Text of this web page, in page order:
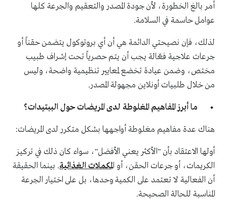
أمر بالغ الخطورة، لأن جودة المصدر والتعقيم والجرعة كلها
عوامل حاسمة في السلامة.
لذلك، فإن نصيحتي الدائمة هي أن أي بروتوكول يتضمن حقناً أو
جرعات علاجية فعّالة يجب أن يتم حصرياً تحت إشراف طبيب
مختص، وضمن عيادة تخضع لمعايير تنظيمية واضحة، وليس
من خلال طلبيات أونلاين مجهولة المصدر.
ما أبرز المفاهيم المغلوطة لدى المريضات حول الببتيدات؟
هناك عدة مفاهيم مغلوطة أواجهها بشكل متكرر لدى المريضات:
أولها الاعتقاد بأن "الأكثر يعني الأفضل"، سواء كان ذلك في تركيز
الكريمات، أو جرعات الحقن، أو المكملات الغذائية. بينما الحقيقة
أن الفعالية لا تعتمد على الكمية وحدها، بل على اختيار الجرعة
المناسبة للحالة الصحيحة.